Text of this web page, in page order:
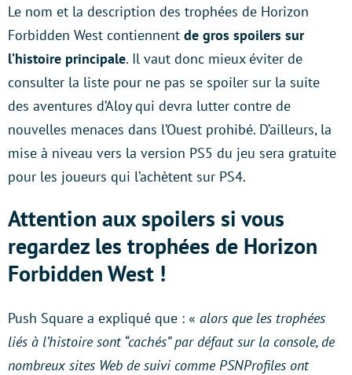
Le nom et la description des trophées de Horizon
Forbidden West contiennent de gros spoilers sur
l’histoire principale. Il vaut donc mieux éviter de
consulter la liste pour ne pas se spoiler sur la suite
des aventures d’Aloy qui devra lutter contre de
nouvelles menaces dans l’Ouest prohibé. D’ailleurs, la
mise à niveau vers la version PS5 du jeu sera gratuite
pour les joueurs qui l’achètent sur PS4.
Attention aux spoilers si vous
regardez les trophées de Horizon
Forbidden West !
Push Square a expliqué que : « alors que les trophées
liés à l’histoire sont “cachés” par défaut sur la console, de
nombreux sites Web de suivi comme PSNProfiles ont